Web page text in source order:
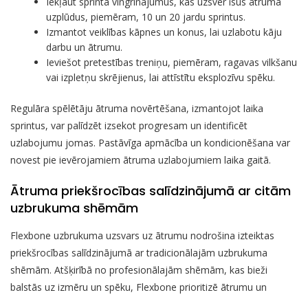
uzplūdus, piemēram, 10 un 20 jardu sprintus.
Izmantot veiklības kāpnes un konus, lai uzlabotu kāju
darbu un ātrumu.
Ieviešot pretestības treniņu, piemēram, ragavas vilkšanu
vai izpletņu skrējienus, lai attīstītu eksplozīvu spēku.
Regulāra spēlētāju ātruma novērtēšana, izmantojot laika
sprintus, var palīdzēt izsekot progresam un identificēt
uzlabojumu jomas. Pastāvīga apmācība un kondicionēšana var
novest pie ievērojamiem ātruma uzlabojumiem laika gaitā.
Ātruma priekšrocības salīdzinājumā ar citām
uzbrukuma shēmām
Flexbone uzbrukuma uzsvars uz ātrumu nodrošina izteiktas
priekšrocības salīdzinājumā ar tradicionālajām uzbrukuma
shēmām. Atšķirībā no profesionālajām shēmām, kas bieži
balstās uz izmēru un spēku, Flexbone prioritizē ātrumu un